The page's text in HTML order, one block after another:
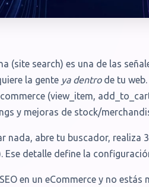
(site search) es una de las
la gente ya dentrode tu web.
(view_item,
y mejoras de stock/
nada, abre tu buscador, realiza
Ese detalle define la
en un eCommerce y no